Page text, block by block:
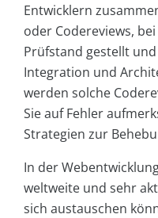
Entwicklern
oder Codereviews,
Prüfstand gestellt
Integration und
werden solche
Sie auf Fehler
Strategien zur
In der
weltweite und sehr
sich austauschen